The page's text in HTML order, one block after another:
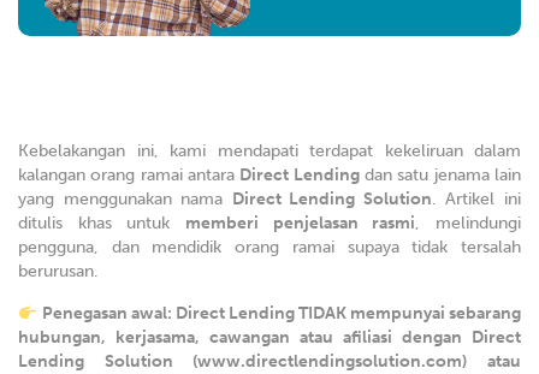
Kebelakangan ini, kami mendapati terdapat kekeliruan dalam
kalangan orang ramai antara Direct Lendingdan satu jenama lain
yang menggunakan nama Direct Lending Solution. Artikel ini
ditulis khas untuk memberi penjelasan rasmi, melindungi
pengguna, dan mendidik orang ramai supaya tidak tersalah
berurusan.
Penegasan awal: Direct Lending TIDAK mempunyai sebarang
hubungan, kerjasama, cawangan atau afiliasi dengan Direct
Lending Solution (www.directlendingsolution.com) atau